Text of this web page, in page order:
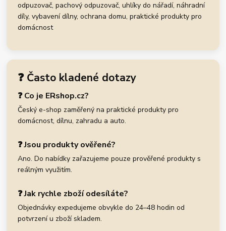
odpuzovač, pachový odpuzovač, uhlíky do nářadí, náhradní
díly, vybavení dílny, ochrana domu, praktické produkty pro
domácnost
❓ Často kladené dotazy
❓ Co je ERshop.cz?
Český e-shop zaměřený na praktické produkty pro
domácnost, dílnu, zahradu a auto.
❓ Jsou produkty ověřené?
Ano. Do nabídky zařazujeme pouze prověřené produkty s
reálným využitím.
❓ Jak rychle zboží odesíláte?
Objednávky expedujeme obvykle do 24–48 hodin od
potvrzení u zboží skladem.